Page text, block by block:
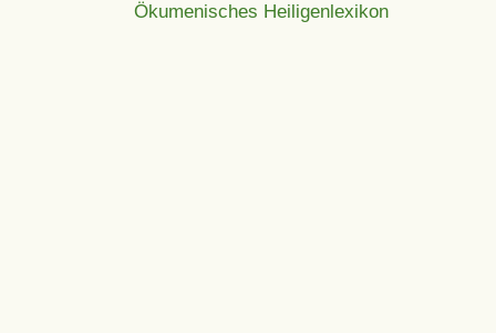
Ökumenisches Heiligenlexikon